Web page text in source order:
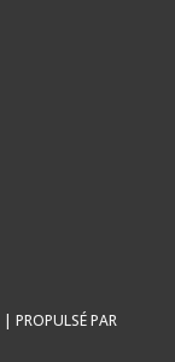
| PROPULSÉ PAR